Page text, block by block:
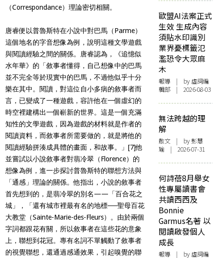
（Correspondance）理論密切相關。
唐睿便以普魯斯特在小說中對巴馬（Parme）
這個地名的字音想像為例，說明這種文學遊戲
與閱讀經驗之間的關係。唐睿認為，《追憶似
水年華》的「敘事者懂得，自己想像中的巴馬
並不完全等於現實中的巴馬，不過他似乎十分
樂在其中。閱讀，對這位自小多病的敘事者而
言，已變成了一種遊戲，容許他在一個虛幻的
時空裡建構出一個嶄新的世界。這是一個充滿
知性的文學遊戲，因為遊戲的材料就是作者的
閱讀資料，而敘事者所需要做的，就是將他的
閱讀經驗拼湊成具體的畫面，和故事。」[7]他
並嘗試以小說敘事者對翡冷翠（Florence）的
想像為例，進一步探討普魯斯特的聯想方法與
「通感」理論的關係。他指出，小說的敘事者
首先想到的，是翡冷翠的別名——「百合花之
城」，「還有城市裡最有名的地標──聖母百花
大教堂（Sainte-Marie-des-Fleurs）。由於兩個
字詞都跟花有關，所以敘事者在這些花的意象
上，聯想到花冠。專有名詞不單觸動了敘事者
的視覺聯想，還通過感通效果，引起嗅覺的聯
歐盟AI法案正式
生效 生成內容
須貼水印識別
業界憂標籤氾
濫恐令大眾麻
木
報導 | by 虛詞編
輯部 | 2026-08-03
無法跨越的理
解
散文 | by 彭慧
瑜 | 2026-07-31
何詩蓓8月舉女
性專屬讀書會
共讀西西及
Bonnie
Garmus名著 以
閱讀啟發個人
成長
報導 | by 虛詞編